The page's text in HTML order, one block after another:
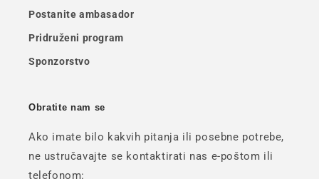
Postanite ambasador
Pridruženi program
Sponzorstvo
Obratite nam se
Ako imate bilo kakvih pitanja ili posebne potrebe,
ne ustručavajte se kontaktirati nas e-poštom ili
telefonom: